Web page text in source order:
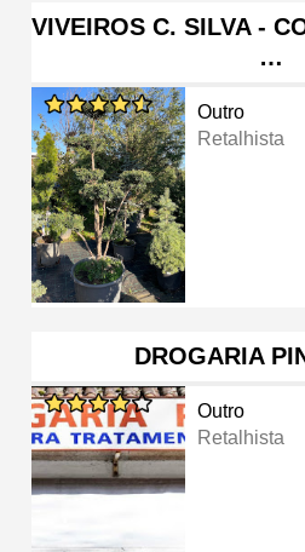
VIVEIROS C. SILVA -
…
Outro
Retalhista
DROGARIA
Outro
Retalhista